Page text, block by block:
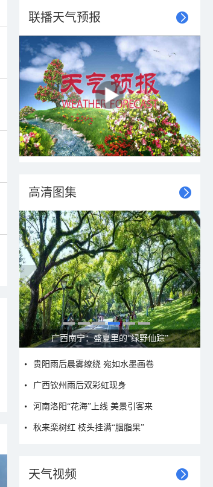
联播天气预报
高清图集
呼伦贝尔草原 藏着最治愈的蓝天白云
贵阳雨后晨雾缭绕 宛如水墨画卷
广西钦州雨后双彩虹现身
河南洛阳“花海”上线 美景引客来
秋来栾树红 枝头挂满“胭脂果”
天气视频